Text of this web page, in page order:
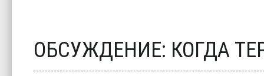
ОБСУЖДЕНИЕ: КОГДА